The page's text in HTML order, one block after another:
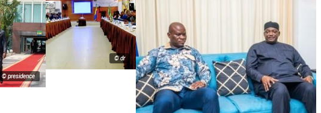
© dr
© presidence